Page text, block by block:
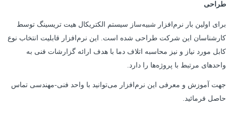
طراحی
برای اولین بار نرم‌افزار شبیه‌ساز سیستم الکتریکال هیت تریسینگ توسط
کارشناسان این شرکت طراحی شده است. این نرم‌افزار قابلیت انتخاب نوع
کابل مورد نیاز و نیز محاسبه اتلاف دما با هدف ارائه گزارشات فنی به
واحدهای مرتبط با پروژه‌ها را دارد.
جهت آموزش و معرفی این نرم‌افزار می‌توانید با واحد فنی-مهندسی تماس
حاصل فرمائید.